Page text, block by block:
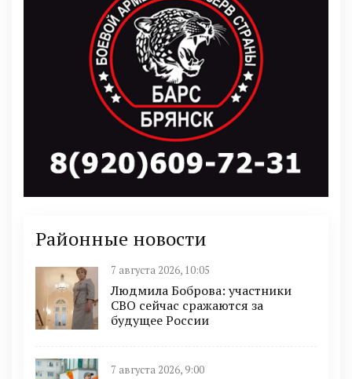
Районные новости
7 августа 2026, 10:05
Людмила Боброва: участники
СВО сейчас сражаются за
будущее России
7 августа 2026, 9:00